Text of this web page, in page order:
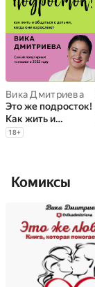
Вика Дмитриева
Это же подросток!
Как жить и
общаться с детьми,
18+
Комиксы